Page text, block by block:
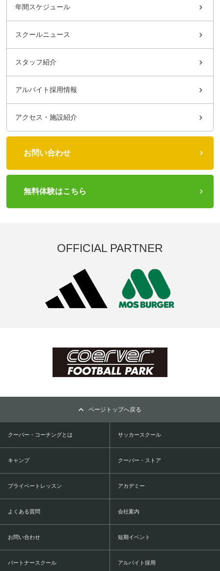
年間スケジュール
スクールニュース
スタッフ紹介
アルバイト採用情報
アクセス・施設紹介
お問い合わせ
無料体験はこちら
OFFICIAL PARTNER
ページトップへ戻る
クーバー・コーチングとは サッカースクール
キャンプ クーバー・ストア
プライベートレッスン アカデミー
よくある質問 会社案内
お問い合わせ 短期イベント
パートナースクール アルバイト採用